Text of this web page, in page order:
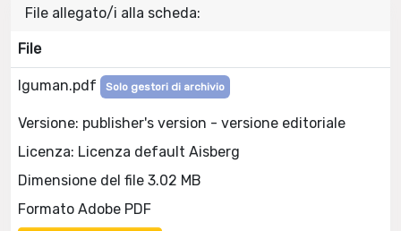
File allegato/i alla scheda:
File
Iguman.pdf Solo gestori di archivio
Versione: publisher's version - versione editoriale
Licenza: Licenza default Aisberg
Dimensione del file 3.02 MB
Formato Adobe PDF